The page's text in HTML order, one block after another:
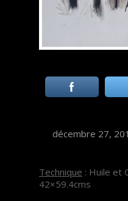
décembre 27,
Technique : Huile et
42×59.4cms